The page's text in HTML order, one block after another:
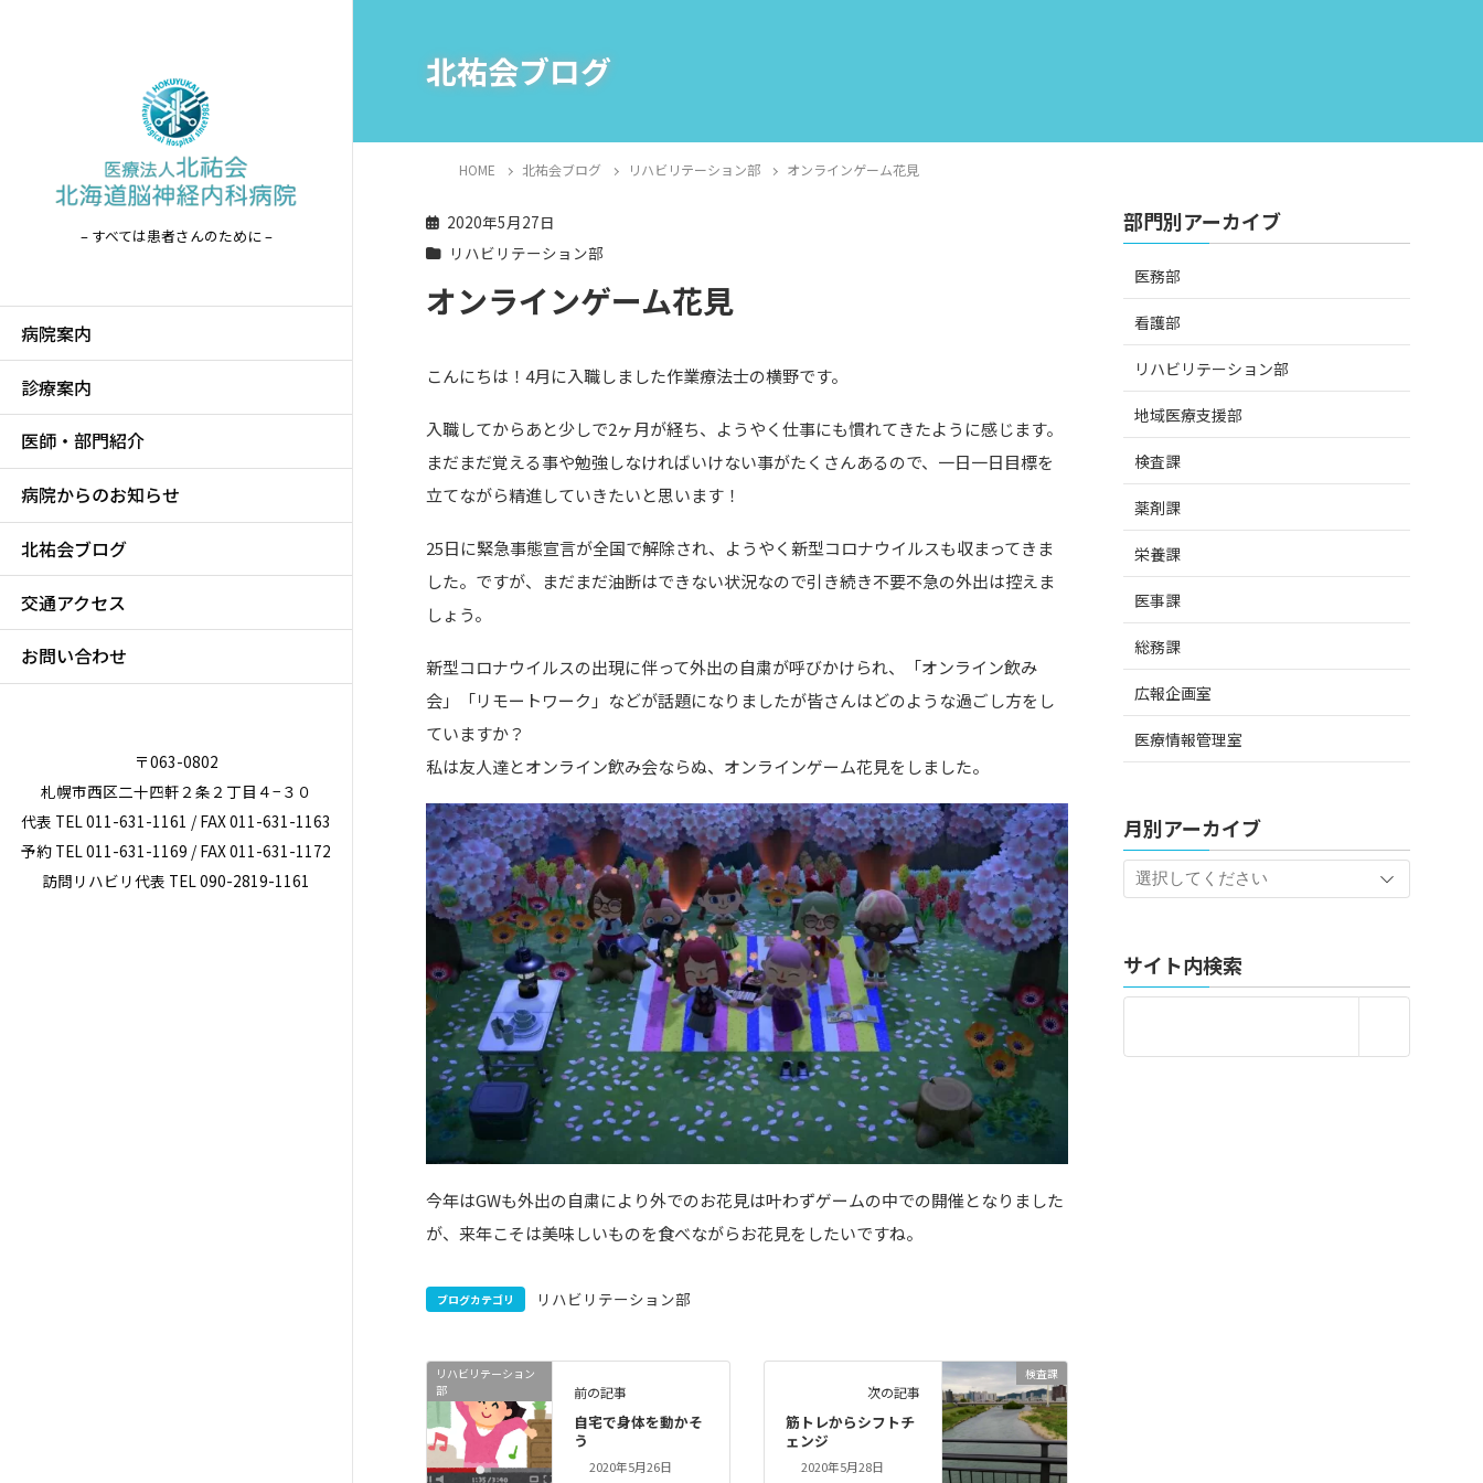
– すべては患者さんのために –
病院案内
診療案内
医師・部門紹介
病院からのお知らせ
北祐会ブログ
交通アクセス
お問い合わせ
〒063-0802
札幌市西区二十四軒２条２丁目４−３０
代表 TEL 011-631-1161 / FAX 011-631-1163
予約 TEL 011-631-1169 / FAX 011-631-1172
訪問リハビリ代表 TEL 090-2819-1161
北祐会ブログ
HOME 北祐会ブログ リハビリテーション部 オンラインゲーム花見
2020年5月27日
リハビリテーション部
オンラインゲーム花見
こんにちは！4月に入職しました作業療法士の横野です。
入職してからあと少しで2ヶ月が経ち、ようやく仕事にも慣れてきたように感じます。
まだまだ覚える事や勉強しなければいけない事がたくさんあるので、一日一日目標を
立てながら精進していきたいと思います！
25日に緊急事態宣言が全国で解除され、ようやく新型コロナウイルスも収まってきま
した。ですが、まだまだ油断はできない状況なので引き続き不要不急の外出は控えま
しょう。
新型コロナウイルスの出現に伴って外出の自粛が呼びかけられ、「オンライン飲み
会」「リモートワーク」などが話題になりましたが皆さんはどのような過ごし方をし
ていますか？
私は友人達とオンライン飲み会ならぬ、オンラインゲーム花見をしました。
今年はGWも外出の自粛により外でのお花見は叶わずゲームの中での開催となりました
が、来年こそは美味しいものを食べながらお花見をしたいですね。
ブログカテゴリ リハビリテーション部
リハビリテーション
部
前の記事
自宅で身体を動かそ
う
2020年5月26日
検査課
次の記事
筋トレからシフトチ
ェンジ
2020年5月28日
部門別アーカイブ
医務部
看護部
リハビリテーション部
地域医療支援部
検査課
薬剤課
栄養課
医事課
総務課
広報企画室
医療情報管理室
月別アーカイブ
サイト内検索